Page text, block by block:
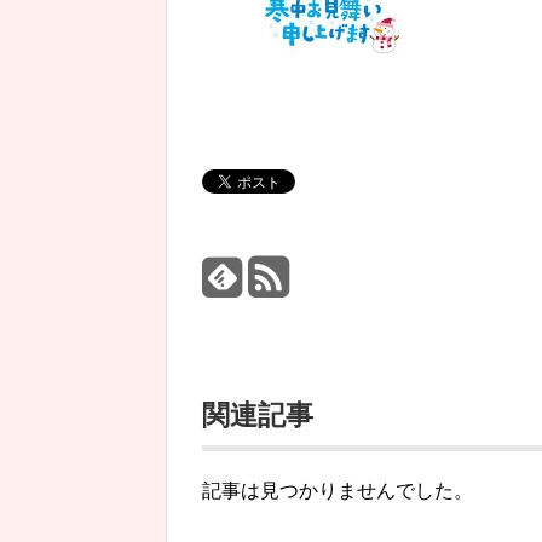
関連記事
記事は見つかりませんでした。